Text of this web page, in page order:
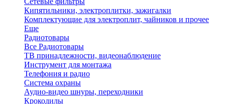
Кипятильники, электроплитки, зажигалки
Комплектующие для электроплит, чайников и прочее
Еще
Радиотовары
Все Радиотовары
ТВ принадлежности, видеонаблюдение
Инструмент для монтажа
Телефония и радио
Система охраны
Аудио-видео шнуры, переходники
Крокодилы